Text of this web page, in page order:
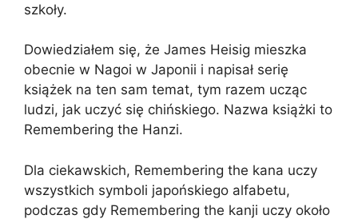
szkoły.
Dowiedziałem się, że James Heisig mieszka
obecnie w Nagoi w Japonii i napisał serię
książek na ten sam temat, tym razem ucząc
ludzi, jak uczyć się chińskiego. Nazwa książki to
Remembering the Hanzi.
Dla ciekawskich, Remembering the kana uczy
wszystkich symboli japońskiego alfabetu,
podczas gdy Remembering the kanji uczy około